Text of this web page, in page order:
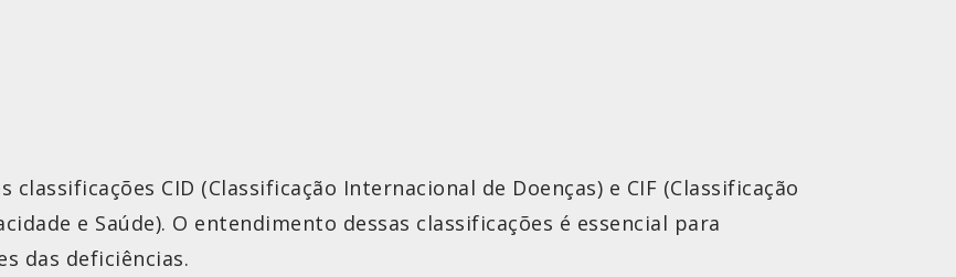
CID (Classificação Internacional de Doenças) e CIF (Classificação
e Saúde). O entendimento dessas classificações é essencial para
das deficiências.